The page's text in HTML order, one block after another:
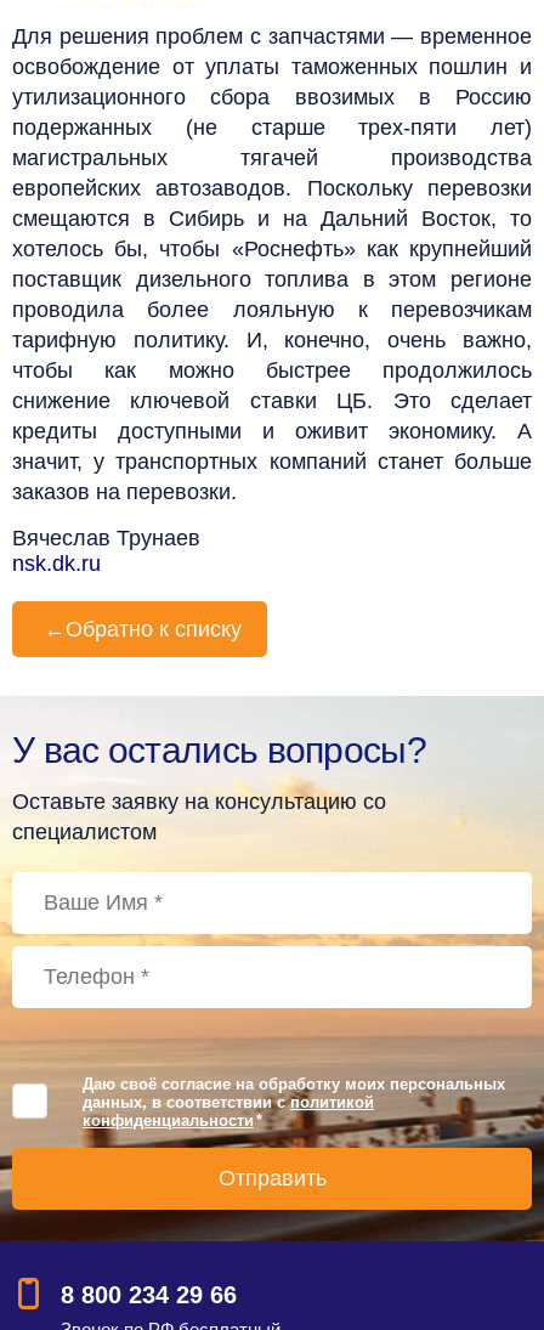
Для решения проблем с запчастями — временное
освобождение от уплаты таможенных пошлин и
утилизационного сбора ввозимых в Россию
подержанных (не старше трех-пяти лет)
магистральных тягачей производства
европейских автозаводов. Поскольку перевозки
смещаются в Сибирь и на Дальний Восток, то
хотелось бы, чтобы «Роснефть» как крупнейший
поставщик дизельного топлива в этом регионе
проводила более лояльную к перевозчикам
тарифную политику. И, конечно, очень важно,
чтобы как можно быстрее продолжилось
снижение ключевой ставки ЦБ. Это сделает
кредиты доступными и оживит экономику. А
значит, у транспортных компаний станет больше
заказов на перевозки.
Вячеслав Трунаев
nsk.dk.ru
← Обратно к списку
У вас остались вопросы?
Оставьте заявку на консультацию со
специалистом
Даю своё согласие на обработку моих персональных
данных, в соответствии сполитикой
конфиденциальности *
8 800 234 29 66